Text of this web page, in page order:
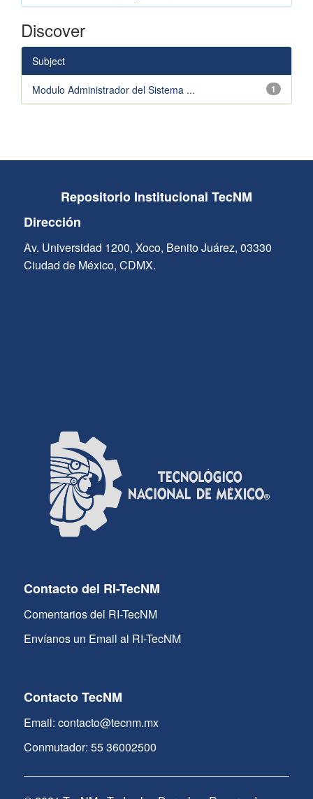
Discover
Subject
1
Modulo Administrador del Sistema ...
Repositorio Institucional TecNM
Dirección
Av. Universidad 1200, Xoco, Benito Juárez, 03330
Ciudad de México, CDMX.
Contacto del RI-TecNM
Comentarios del RI-TecNM
Envíanos un Email al RI-TecNM
Contacto TecNM
Email: contacto@tecnm.mx
Conmutador: 55 36002500